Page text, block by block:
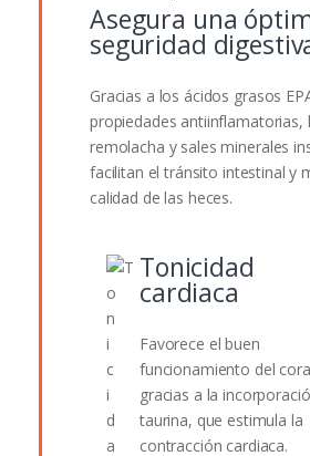
Asegura una
seguridad
Gracias a los ácidos grasos
propiedades antiinflamatorias,
remolacha y sales minerales
facilitan el tránsito intestinal y
calidad de las heces.
Tonicidad
cardiaca
Favorece el buen
funcionamiento del
gracias a la
taurina, que estimula la
contracción cardiaca.